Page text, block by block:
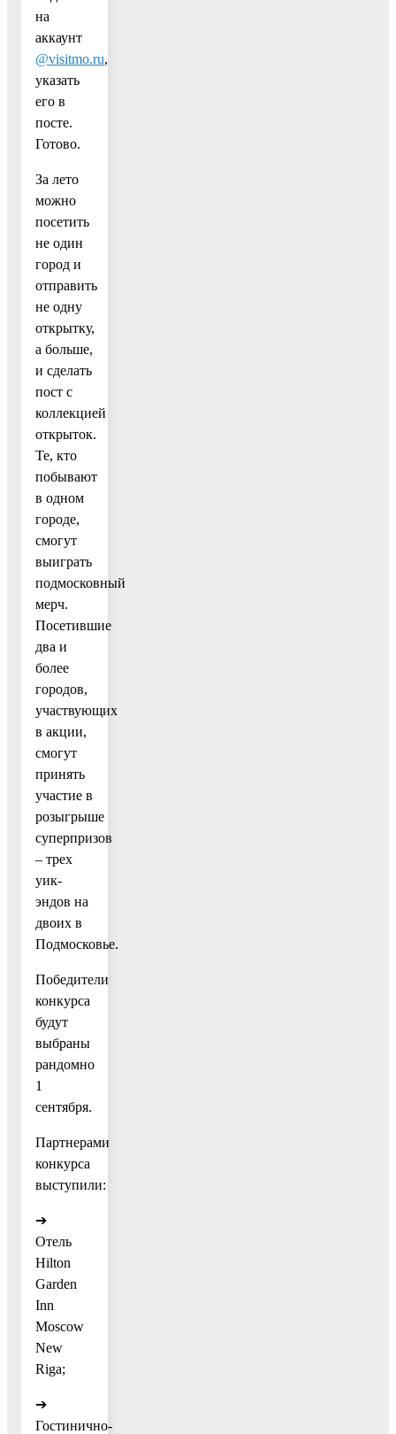
на
аккаунт
@visitmo.ru,
указать
его в
посте.
Готово.
За лето
можно
посетить
не один
город и
отправить
не одну
открытку,
а больше,
и сделать
пост с
коллекцией
открыток.
Те, кто
побывают
в одном
городе,
смогут
выиграть
подмосковный
мерч.
Посетившие
два и
более
городов,
участвующих
в акции,
смогут
принять
участие в
розыгрыше
суперпризов
– трех
уик-
эндов на
двоих в
Подмосковье.
Победители
конкурса
будут
выбраны
рандомно
1
сентября.
Партнерами
конкурса
выступили:
➔
Отель
Hilton
Garden
Inn
Moscow
New
Riga;
➔
Гостинично-